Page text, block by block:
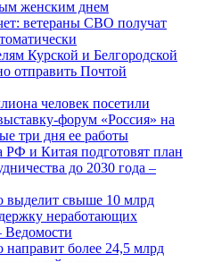
женским днем
ветераны СВО получат
Курской и Белгородской
отправить Почтой
человек посетили
форум «Россия» на
три дня ее работы
РФ и Китая подготовят план
до 2030 года –
выделит свыше 10 млрд
неработающих
Ведомости
направит более 24,5 млрд